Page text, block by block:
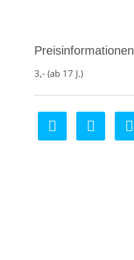
Preisinformationen
3,- (ab 17 J.)